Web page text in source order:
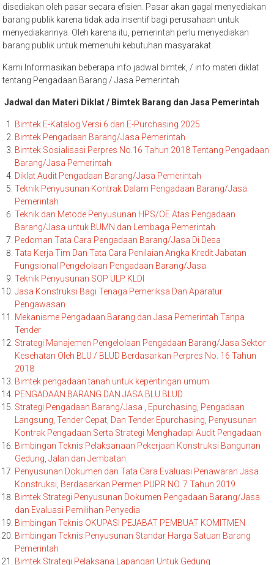
disediakan oleh pasar secara efisien. Pasar akan gagal menyediakan
barang publik karena tidak ada insentif bagi perusahaan untuk
menyediakannya. Oleh karena itu, pemerintah perlu menyediakan
barang publik untuk memenuhi kebutuhan masyarakat.
Kami Informasikan beberapa info jadwal bimtek, / info materi diklat
tentang Pengadaan Barang / Jasa Pemerintah
Jadwal dan Materi Diklat / Bimtek Barang dan Jasa Pemerintah
Bimtek E-Katalog Versi 6 dan E-Purchasing 2025
Bimtek Pengadaan Barang/Jasa Pemerintah
Bimtek Sosialisasi Perpres No.16 Tahun 2018 Tentang Pengadaan
Barang/Jasa Pemerintah
Diklat Audit Pengadaan Barang/Jasa Pemerintah
Teknik Penyusunan Kontrak Dalam Pengadaan Barang/Jasa
Pemerintah
Teknik dan Metode Penyusunan HPS/OE Atas Pengadaan
Barang/Jasa untuk BUMN dan Lembaga Pemerintah
Pedoman Tata Cara Pengadaan Barang/Jasa Di Desa
Tata Kerja Tim Dan Tata Cara Penilaian Angka Kredit Jabatan
Fungsional Pengelolaan Pengadaan Barang/Jasa
Teknik Penyusunan SOP ULP KLDI
Jasa Konstruksi Bagi Tenaga Pemeriksa Dan Aparatur
Pengawasan
Mekanisme Pengadaan Barang dan Jasa Pemerintah Tanpa
Tender
Strategi Manajemen Pengelolaan Pengadaan Barang/Jasa Sektor
Kesehatan Oleh BLU / BLUD Berdasarkan Perpres No. 16 Tahun
2018
Bimtek pengadaan tanah untuk kepentingan umum
PENGADAAN BARANG DAN JASA BLU BLUD
Strategi Pengadaan Barang/Jasa , Epurchasing, Pengadaan
Langsung, Tender Cepat, Dan Tender Epurchasing, Penyusunan
Kontrak Pengadaan Serta Strategi Menghadapi Audit Pengadaan
Bimbingan Teknis Pelaksanaan Pekerjaan Konstruksi Bangunan
Gedung, Jalan dan Jembatan
Penyusunan Dokumen dan Tata Cara Evaluasi Penawaran Jasa
Konstruksi, Berdasarkan Permen PUPR NO. 7 Tahun 2019
Bimtek Strategi Penyusunan Dokumen Pengadaan Barang/Jasa
dan Evaluasi Pemilihan Penyedia
Bimbingan Teknis OKUPASI PEJABAT PEMBUAT KOMITMEN
Bimbingan Teknis Penyusunan Standar Harga Satuan Barang
Pemerintah
Bimtek Strategi Pelaksana Lapangan Untuk Gedung